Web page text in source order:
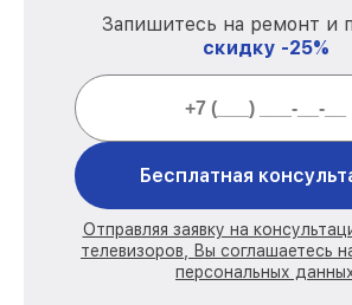
Запишитесь на ремонт и
скидку -25%
Бесплатная
Отправляя заявку на
телевизоров, Вы соглашаетесь
персональных